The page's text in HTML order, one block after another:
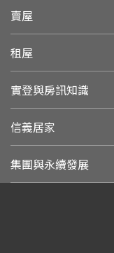
賣屋
租屋
實登與房訊知識
信義居家
集團與永續發展